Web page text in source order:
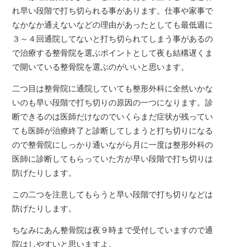
れ早い段階で打ち切られる事があります。仕事や家事で
なかなか通えないなどの理由があったとしても最低週に
３～４回通院してないと打ち切られてしまう事があるの
で治療する整骨院を選ぶポイントとして夜も結構遅くま
で開いている整骨院を選ぶのがいいと思います。
二つ目は整骨院に通院していても整形外科に全然いかな
いのも早い段階で打ち切りの原因の一つになります。診
断できるのは医師だけなのでいくらまだ症状が残ってい
ても医師が治療終了と診断してしまうと打ち切りになる
ので整骨院にしっかり通いながら月に一度は整形外科の
医師に診断してもらっていた方が早い段階で打ち切りは
防げたりします。
この二つを注意してもらうと早い段階で打ち切りなどは
防げたりします。
ちなみにあん整骨院は夜９時まで受付していますので通
院はしやすいと思いますよ。